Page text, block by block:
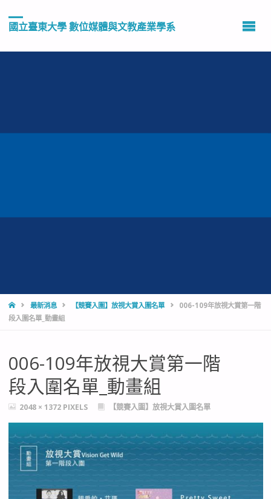
國立臺東大學 數位媒體與文教產業學系
HOME最新消息 【競賽入圍】放視大賞入圍名單
006-109年放視大賞第一階
段入圍名單_動畫組
006-109年放視大賞第一階
段入圍名單_動畫組
FULL2048 × 1372 PIXELS 【競賽入圍】放視大賞入圍名單